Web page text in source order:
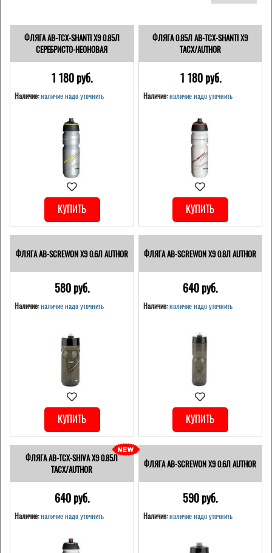
ФЛЯГА AB-TCX-SHANTI X9 0.85Л
СЕРЕБРИСТО-НЕОНОВАЯ
1 180 pуб.
Наличие:наличие надо уточнить
КУПИТЬ
ФЛЯГА 0.85Л AB-TCX-SHANTI X9
TACX/AUTHOR
1 180 pуб.
Наличие: наличие надо уточнить
КУПИТЬ
ФЛЯГА AB-SCREWON X9 0.6Л AUTHOR
580 pуб.
Наличие:наличие надо уточнить
КУПИТЬ
ФЛЯГА AB-SCREWON X9 0.8Л AUTHOR
640 pуб.
Наличие: наличие надо уточнить
КУПИТЬ
ФЛЯГА AB-TCX-SHIVA X9 0.85Л
TACX/AUTHOR
640 pуб.
Наличие:наличие надо уточнить
ФЛЯГА AB-SCREWON X9 0.6Л AUTHOR
590 pуб.
Наличие: наличие надо уточнить